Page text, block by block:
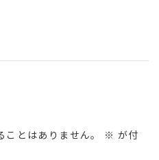
とはありません。 ※ が付